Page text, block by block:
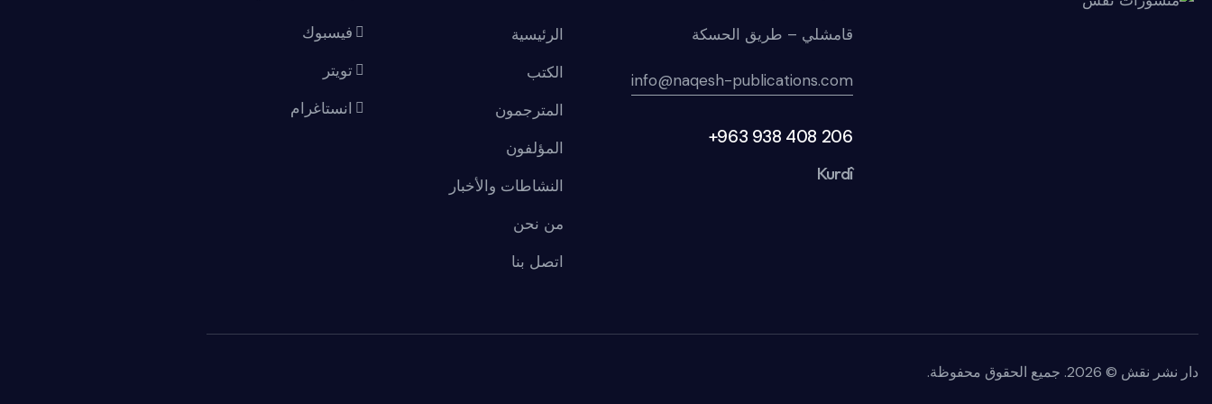
قامشلي – طريق الحسكة
info@naqesh-publications.com
+963 938 408 206
Kurdî
الرئيسية
الكتب
المترجمون
المؤلفون
النشاطات والأخبار
من نحن
اتصل بنا
فيسبوك
تويتر
انستاغرام
دار نشر نقش © 2026. جميع الحقوق محفوظة .